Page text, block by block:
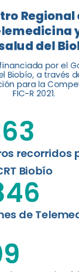
y
Biobío)
de
más
Regional
del
por el
Biobío, a través
para la
FIC-R 2021.
recorridos
Biobío
de